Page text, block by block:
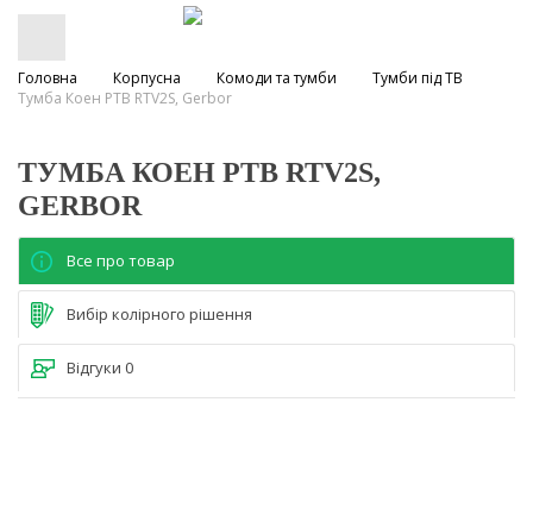
Головна Корпусна Комоди та тумби
Тумби під ТВ
Тумба Коен РТВ RTV2S, Gerbor
ТУМБА КОЕН РТВ RTV2S,
GERBOR
Все про товар
Вибір колірного рішення
Відгуки 0